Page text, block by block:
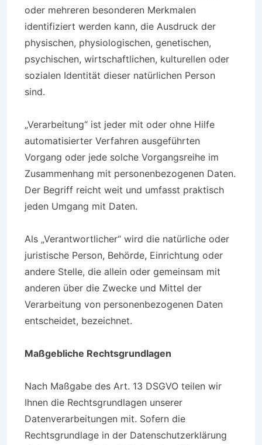
oder mehreren besonderen Merkmalen
identifiziert werden kann, die Ausdruck der
physischen, physiologischen, genetischen,
psychischen, wirtschaftlichen, kulturellen oder
sozialen Identität dieser natürlichen Person
sind.
„Verarbeitung“ ist jeder mit oder ohne Hilfe
automatisierter Verfahren ausgeführten
Vorgang oder jede solche Vorgangsreihe im
Zusammenhang mit personenbezogenen Daten.
Der Begriff reicht weit und umfasst praktisch
jeden Umgang mit Daten.
Als „Verantwortlicher“ wird die natürliche oder
juristische Person, Behörde, Einrichtung oder
andere Stelle, die allein oder gemeinsam mit
anderen über die Zwecke und Mittel der
Verarbeitung von personenbezogenen Daten
entscheidet, bezeichnet.
Maßgebliche Rechtsgrundlagen
Nach Maßgabe des Art. 13 DSGVO teilen wir
Ihnen die Rechtsgrundlagen unserer
Datenverarbeitungen mit. Sofern die
Rechtsgrundlage in der Datenschutzerklärung